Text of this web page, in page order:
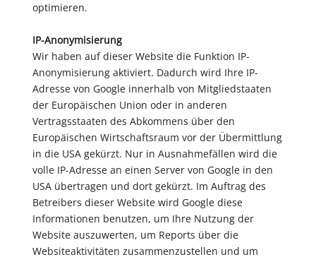
optimieren.
IP-Anonymisierung
Wir haben auf dieser Website die Funktion IP-
Anonymisierung aktiviert. Dadurch wird Ihre IP-
Adresse von Google innerhalb von Mitgliedstaaten
der Europäischen Union oder in anderen
Vertragsstaaten des Abkommens über den
Europäischen Wirtschaftsraum vor der Übermittlung
in die USA gekürzt. Nur in Ausnahmefällen wird die
volle IP-Adresse an einen Server von Google in den
USA übertragen und dort gekürzt. Im Auftrag des
Betreibers dieser Website wird Google diese
Informationen benutzen, um Ihre Nutzung der
Website auszuwerten, um Reports über die
Websiteaktivitäten zusammenzustellen und um